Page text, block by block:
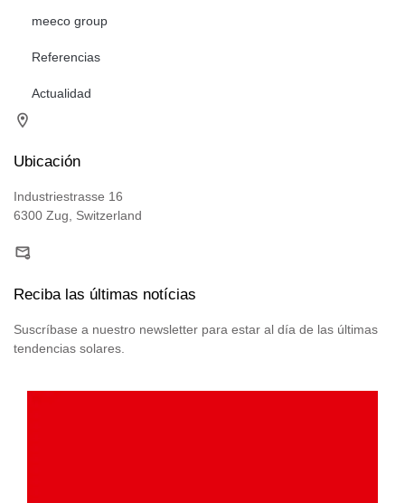
meeco group
Referencias
Actualidad
Ubicación
Industriestrasse 16
6300 Zug, Switzerland
Reciba las últimas notícias
Suscríbase a nuestro newsletter para estar al día de las últimas
tendencias solares.